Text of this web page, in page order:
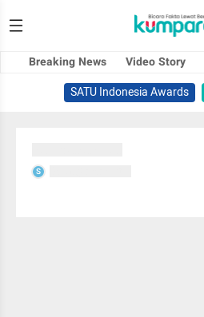
Breaking News Video Story
SATU Indonesia Awards
S